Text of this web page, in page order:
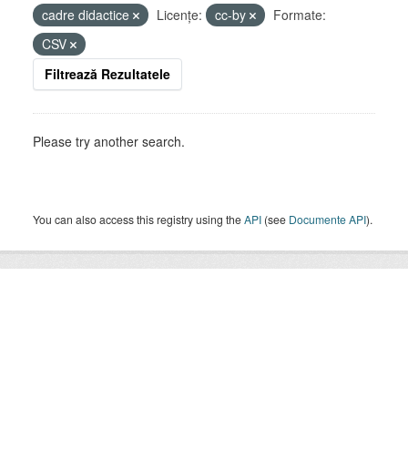
cadre didactice
Licenţe: cc-by
Formate:
CSV
Filtrează Rezultatele
Please try another search.
You can also access this registry using theAPI (see Documente API).